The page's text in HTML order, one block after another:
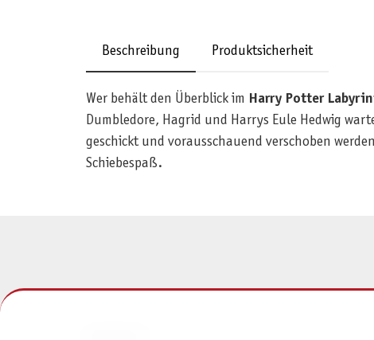
Beschreibung Produktsicherheit
Wer behält den Überblick im Harry Potter
Dumbledore, Hagrid und Harrys Eule Hedwig
geschickt und vorausschauend verschoben
Schiebespaß.